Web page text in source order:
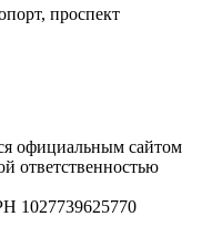
проспект
официальным сайтом
ответственностью
1027739625770